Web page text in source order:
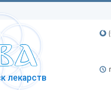
лекарств